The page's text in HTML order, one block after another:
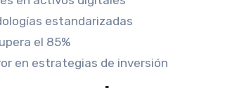
estandarizadas
el 85%
en estrategias de inversión